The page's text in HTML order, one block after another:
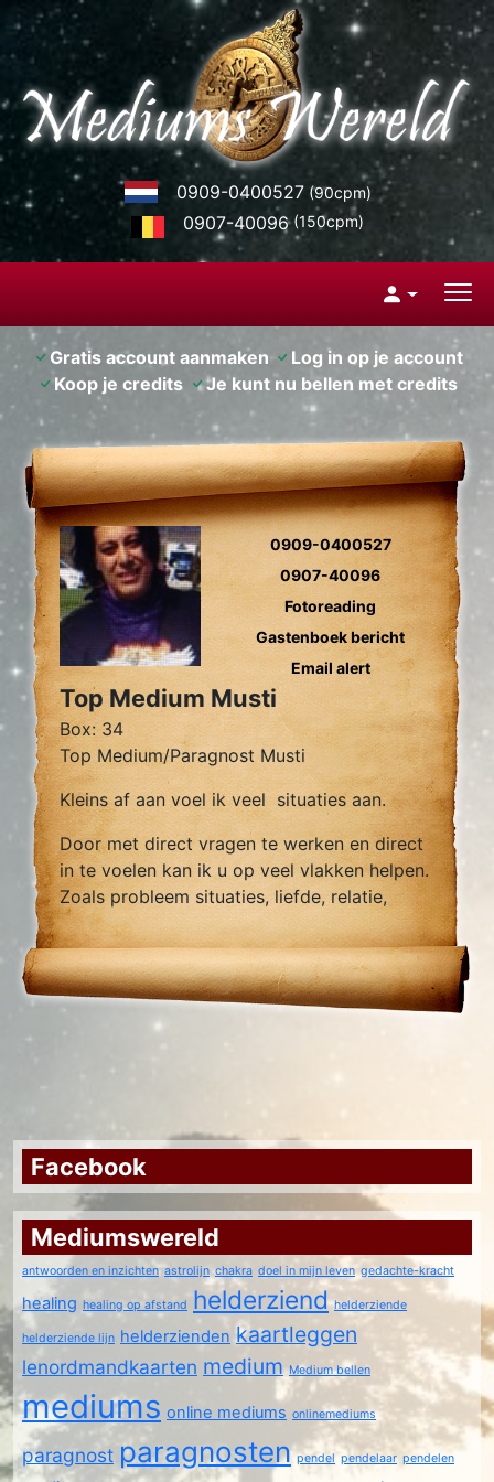
0909-0400527 (90cpm)
0907-40096 (150cpm)
Gratis account aanmaken
Log in op je account
Koop je credits
Je kunt nu bellen met credits
0909-0400527
0907-40096
Fotoreading
Gastenboek bericht
Email alert
Top Medium Musti
Box: 34
Top Medium/Paragnost Musti
Kleins af aan voel ik veel situaties aan.
Door met direct vragen te werken en direct
in te voelen kan ik u op veel vlakken helpen.
Zoals probleem situaties, liefde, relatie,
soulmate, werk, kinderen, al je levensvran.
Met veel plezier help ik u weer wat
duidelijkheid te krijgen in de
omstandigheden. Ook in de nabije toekomst
resultaten en het weer stukken beter om
kunnen gaan met uzelf en anderen.
Tot snel.
Facebook
Mediumswereld
antwoorden en inzichten astrolijn chakra doel in mijn leven gedachte-kracht
healing healing op afstand helderziend helderziende
helderziende lijn helderzienden kaartleggen
lenordmandkaarten medium Medium bellen
mediums online mediums onlinemediums
paragnost paragnosten pendel pendelaar pendelen